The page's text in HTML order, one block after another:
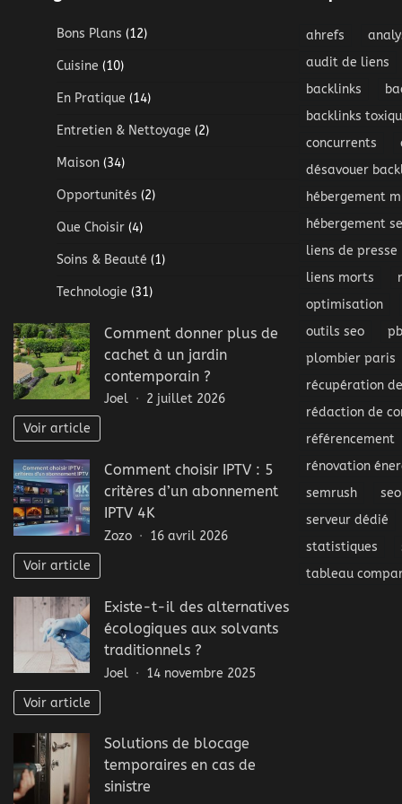
Bons Plans (12)
Cuisine (10)
En Pratique (14)
Entretien & Nettoyage (2)
Maison (34)
Opportunités (2)
Que Choisir (4)
Soins & Beauté (1)
Technologie (31)
Comment donner plus de
cachet à un jardin
contemporain ?
Joel
2 juillet 2026
Voir article
Comment choisir IPTV : 5
critères d’un abonnement
IPTV 4K
Zozo
16 avril 2026
Voir article
Existe-t-il des alternatives
écologiques aux solvants
traditionnels ?
Joel
14 novembre 2025
Voir article
Solutions de blocage
temporaires en cas de
sinistre
ahrefs
audit de liens
backlinks
backlinks
concurrents
désavouer
hébergement
hébergement
liens de presse
liens morts
optimisation
outils seo
plombier paris
récupération
rédaction de
référencement
rénovation
semrush
seo
serveur dédié
statistiques
tableau